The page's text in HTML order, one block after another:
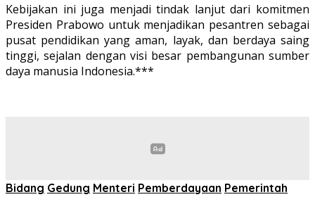
Kebijakan ini juga menjadi tindak lanjut dari komitmen
Presiden Prabowo untuk menjadikan pesantren sebagai
pusat pendidikan yang aman, layak, dan berdaya saing
tinggi, sejalan dengan visi besar pembangunan sumber
daya manusia Indonesia.***
Bidang Gedung Menteri Pemberdayaan Pemerintah